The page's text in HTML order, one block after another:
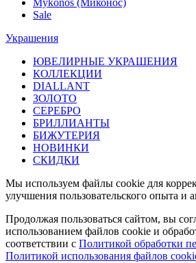
Mykonos (Миконос)
Sale
Украшения
ЮВЕЛИРНЫЕ УКРАШЕНИЯ
КОЛЛЕКЦИИ
DIALLANT
ЗОЛОТО
СЕРЕБРО
БРИЛЛИАНТЫ
БИЖУТЕРИЯ
НОВИНКИ
СКИДКИ
Мы используем файлы cookie для
улучшения пользовательского опыта и
Продолжая пользоваться сайтом, вы
использованием файлов cookie и
соответствии с Политикой обработки
Политикой использования файлов